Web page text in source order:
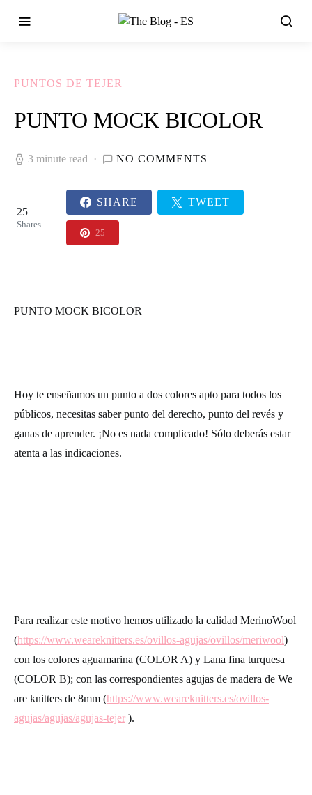
PUNTOS DE TEJER
PUNTO MOCK BICOLOR
3 minute read NO COMMENTS
25
Shares
SHARE TWEET
25
PUNTO MOCK BICOLOR
Hoy te enseñamos un punto a dos colores apto para todos los
públicos, necesitas saber punto del derecho, punto del revés y
ganas de aprender. ¡No es nada complicado! Sólo deberás estar
atenta a las indicaciones.
Para realizar este motivo hemos utilizado la calidad MerinoWool
(https://www.weareknitters.es/ovillos-agujas/ovillos/meriwool)
con los colores aguamarina (COLOR A) y Lana fina turquesa
(COLOR B); con las correspondientes agujas de madera de We
are knitters de 8mm (https://www.weareknitters.es/ovillos-
agujas/agujas/agujas-tejer ).